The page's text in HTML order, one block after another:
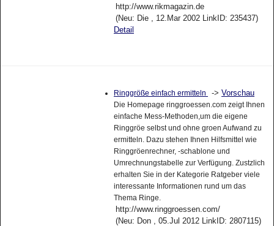
http://www.rikmagazin.de
(Neu: Die , 12.Mar 2002 LinkID: 235437)
Detail
Ringgröße einfach ermitteln -> Vorschau
Die Homepage ringgroessen.com zeigt Ihnen
einfache Mess-Methoden,um die eigene
Ringgröe selbst und ohne groen Aufwand zu
ermitteln. Dazu stehen Ihnen Hilfsmittel wie
Ringgröenrechner, -schablone und
Umrechnungstabelle zur Verfügung. Zustzlich
erhalten Sie in der Kategorie Ratgeber viele
interessante Informationen rund um das
Thema Ringe.
http://www.ringgroessen.com/
(Neu: Don , 05.Jul 2012 LinkID: 2807115)